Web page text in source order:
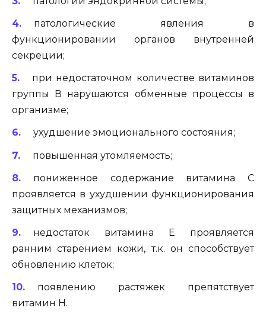
патологические явления в
функционировании органов внутренней
секреции;
при недостаточном количестве витаминов
группы В нарушаются обменные процессы в
организме;
ухудшение эмоционального состояния;
повышенная утомляемость;
пониженное содержание витамина С
проявляется в ухудшении функционирования
защитных механизмов;
недостаток витамина Е проявляется
ранним старением кожи, т.к. он способствует
обновлению клеток;
появлению растяжек препятствует
витамин Н.